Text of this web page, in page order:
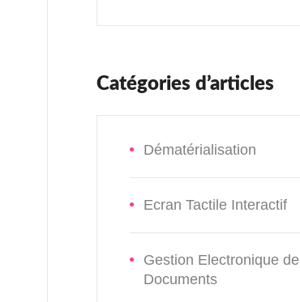
Catégories d’articles
Dématérialisation
Ecran Tactile Interactif
Gestion Electronique de
Documents